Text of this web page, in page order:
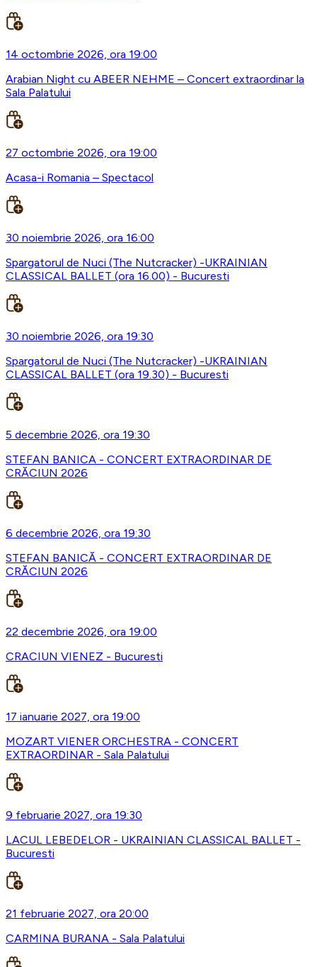
14 octombrie 2026, ora 19:00
Arabian Night cu ABEER NEHME – Concert extraordinar la
Sala Palatului
27 octombrie 2026, ora 19:00
Acasa-i Romania – Spectacol
30 noiembrie 2026, ora 16:00
Spargatorul de Nuci (The Nutcracker) -UKRAINIAN
CLASSICAL BALLET (ora 16.00) - Bucuresti
30 noiembrie 2026, ora 19:30
Spargatorul de Nuci (The Nutcracker) -UKRAINIAN
CLASSICAL BALLET (ora 19.30) - Bucuresti
5 decembrie 2026, ora 19:30
STEFAN BANICA - CONCERT EXTRAORDINAR DE
CRĂCIUN 2026
6 decembrie 2026, ora 19:30
STEFAN BANICĂ - CONCERT EXTRAORDINAR DE
CRĂCIUN 2026
22 decembrie 2026, ora 19:00
CRACIUN VIENEZ - Bucuresti
17 ianuarie 2027, ora 19:00
MOZART VIENER ORCHESTRA - CONCERT
EXTRAORDINAR - Sala Palatului
9 februarie 2027, ora 19:30
LACUL LEBEDELOR - UKRAINIAN CLASSICAL BALLET -
Bucuresti
21 februarie 2027, ora 20:00
CARMINA BURANA - Sala Palatului